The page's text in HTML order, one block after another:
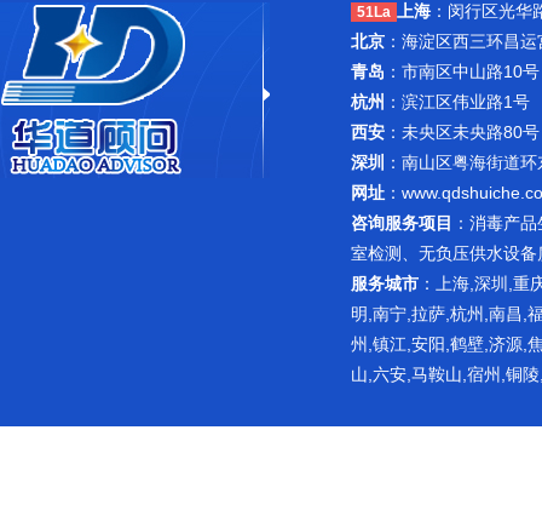
51La 上海 ：闵行区光
北京 ：海淀区西三环
青岛 ：市南区中山
杭州 ：滨江区伟业
西安 ：未央区未央
深圳
：南山区粤海街道
网址 ：
咨询服务项目 ： 消毒产品
室检测 、无负压供水设
服务城市 ：上海,深圳,重
明,南宁,拉萨,杭州,南昌,
州,镇江,安阳,鹤壁,济源,
山,六安,马鞍山,宿州,铜